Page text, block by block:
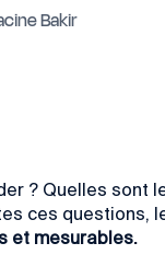
Bakir
? Quelles
ces questions,
et mesurables.